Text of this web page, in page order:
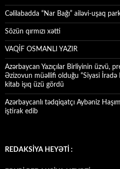
Cəlilabadda “Nar Bağı” ailəvi-uşaq
Sözün qırmızı xətti
VAQİF OSMANLI YAZIR
Azərbaycan Yazıçılar Birliyinin üzvü,
Əzizovun müəllifi olduğu “Siyasi İradə
kitab işıq üzü gördü
Azərbaycanlı tədqiqatçı Aybəniz
iştirak edib
REDAKSİYA HEYƏTİ :